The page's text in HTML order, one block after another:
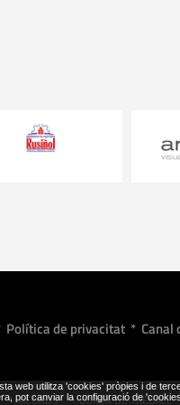
web utilitza 'cookies' pròpies i de
pot canviar la configuració de
Política de privacitat* Canal
ACORDS*BORSA DE TREBALL